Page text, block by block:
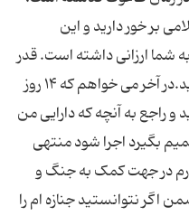
بر خور دارید و این
شما ارزانى داشته است. قدر
آنرا بدانید و شکر نعمتش را بجا آورید.در آخر مى خواهم که ۱۴ روز
و راجع به آنچه که دارایى من
بگیرد اجرا شود منتهى
در جهت کمک به جنگ و
اگر نتوانستید جنازه ام را